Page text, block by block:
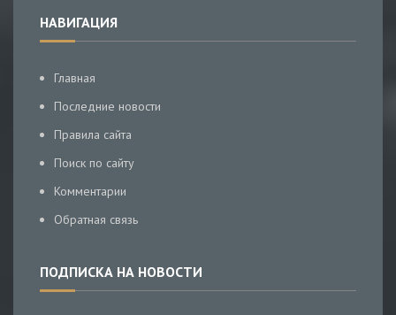
НАВИГАЦИЯ
Главная
Последние новости
Правила сайта
Поиск по сайту
Комментарии
Обратная связь
ПОДПИСКА НА НОВОСТИ